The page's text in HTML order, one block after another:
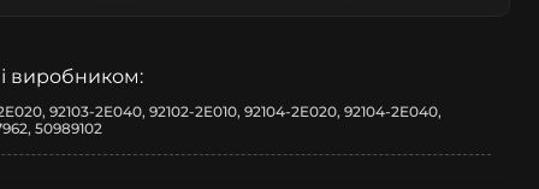
виробником:
92103-2E040, 92102-2E010, 92104-2E020, 92104-2E040,
50989102